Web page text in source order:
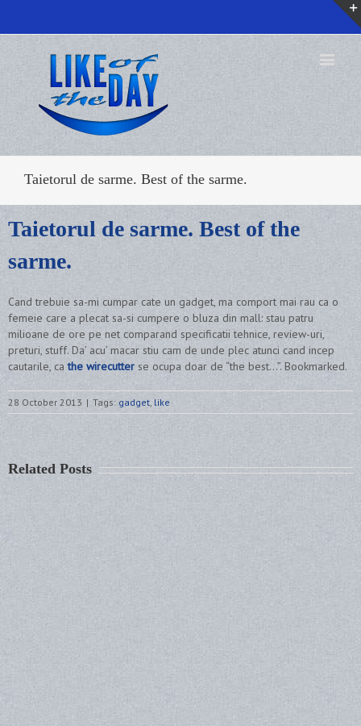
Taietorul de sarme. Best of the sarme.
Taietorul de sarme. Best of the
sarme.
Cand trebuie sa-mi cumpar cate un gadget, ma comport mai rau ca o
femeie care a plecat sa-si cumpere o bluza din mall: stau patru
milioane de ore pe net comparand specificatii tehnice, review-uri,
preturi, stuff. Da’ acu’ macar stiu cam de unde plec atunci cand incep
cautarile, cathe wirecutter se ocupa doar de “the best…”. Bookmarked.
28 October 2013 | Tags: gadget, like
Related Posts